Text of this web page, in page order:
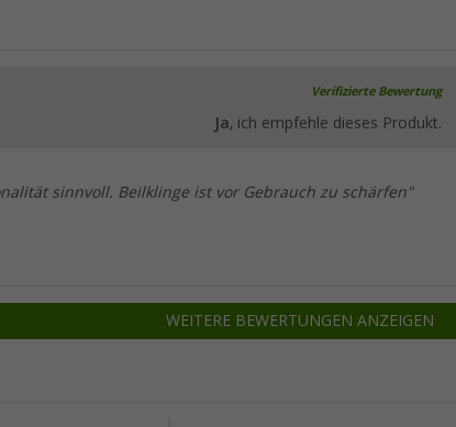
Verifizierte Bewertung
Ja, ich empfehle dieses Produkt.
sinnvoll. Beilklinge ist vor Gebrauch zu schärfen"
WEITERE BEWERTUNGEN ANZEIGEN